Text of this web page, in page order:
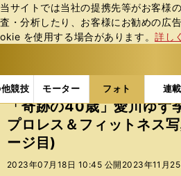
当サイトでは当社の提携先等がお客様
査・分析したり、お客様にお勧めの広
okie を使⽤する場合があります。詳し
競技 モーター フォト 連載
b
ス
ポ
ル
テ
ー
フォトギャラリー スポー
「奇跡の40歳」愛川ゆず
プロレス＆フィットネス
ージ目)
2023年07月18日 10:45 公開 2023年11月